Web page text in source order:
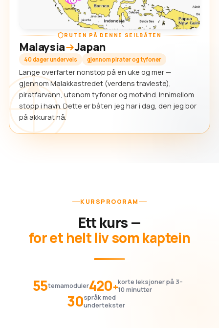
RUTEN PÅ DENNE SEILBÅTEN
Malaysia Japan
40 dager underveis gjennom pirater og tyfoner
Lange overfarter nonstop på en uke og mer —
gjennom Malakkastredet (verdens travleste),
piratfarvann, utenom tyfoner og motvind. Innimellom
stopp i havn. Dette er båten jeg har i dag, den jeg bor
på akkurat nå.
KURSPROGRAM
Ett kurs —
for et helt liv som kaptein
55temamoduler420+korte leksjoner på 3–
10 minutter
30språk med
undertekster